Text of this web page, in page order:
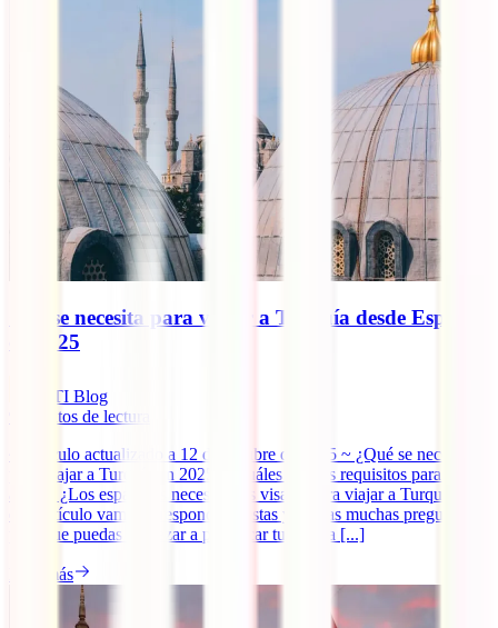
Qué se necesita para viajar a Turquía desde España
en 2025
IATI Blog
minutos de lectura
~ Artículo actualizado a 12 de octubre de 2025 ~ ¿Qué se necesita
para viajar a Turquía en 2025? ¿Cuáles son los requisitos para viajar
ahora? ¿Los españoles necesitamos visado para viajar a Turquía? En
este artículo vamos a responder a estas y a otras muchas preguntas
para que puedas empezar a planificar tu viaje a [...]
Leer más